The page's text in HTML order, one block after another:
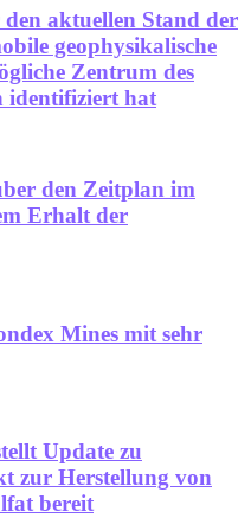
aktuellen Stand der
geophysikalische
Zentrum des
identifiziert hat
den Zeitplan im
Erhalt der
Mines mit sehr
Update zu
zur Herstellung von
bereit